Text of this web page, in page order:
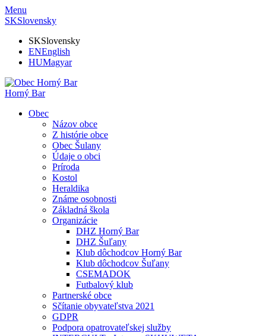
Menu
SKSlovensky
SKSlovensky
ENEnglish
HUMagyar
Horný Bar
Obec
Názov obce
Z histórie obce
Obec Šulany
Údaje o obci
Príroda
Kostol
Heraldika
Známe osobnosti
Základná škola
Organizácie
DHZ Horný Bar
DHZ Šuľany
Klub dôchodcov Horný Bar
Klub dôchodcov Šuľany
CSEMADOK
Futbalový klub
Partnerské obce
Sčítanie obyvateľstva 2021
GDPR
Podpora opatrovateľskej služby